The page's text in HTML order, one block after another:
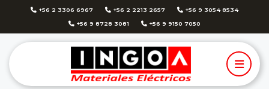
+56 2 3306 6967 +56 2 2213 2657 +56 9 3054 8534
+56 9 8728 3081 +56 9 9150 7050